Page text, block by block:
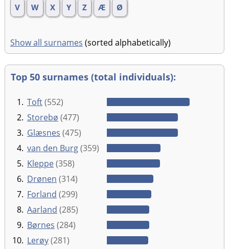
V
W X Y Z Æ Ø
Show all surnames (sorted alphabetically)
Top 50 surnames (total individuals):
1. Toft(552)
2. Storebø (477)
3. Glæsnes (475)
4. van den Burg(359)
5. Kleppe(358)
6. Drønen (314)
7. Forland (299)
8. Aarland (285)
9. Børnes (284)
10. Lerøy(281)